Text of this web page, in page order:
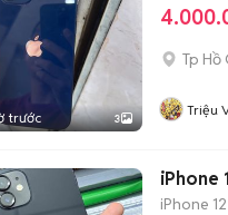
trước 3
Tp Hồ
Triệu
iPhone
iPhone 12